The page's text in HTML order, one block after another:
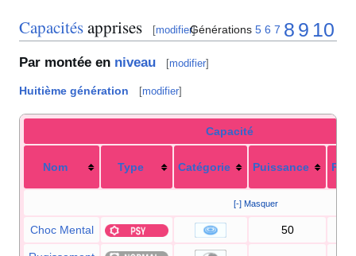
Capacitésapprises [modifier]
Générations 5 6 7 8 9 10
Par montée en niveau [modifier]
Huitième génération [modifier]
Capacité
Nom Type Catégorie Puissance
[-] Masquer
Choc Mental 50